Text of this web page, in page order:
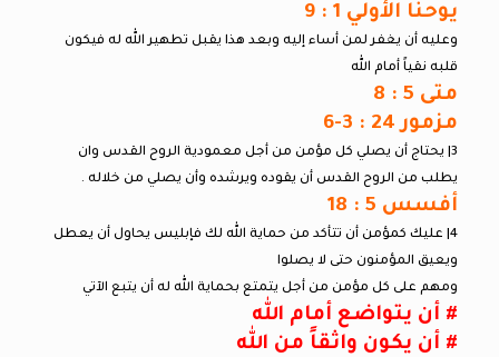
يوحنا الأولي 1 : 9
وعليه أن يغفر لمن أساء إليه وبعد هذا يقبل تطهير الله له فيكون
قلبه نقياً أمام الله
متى 5 : 8
مزمور 24 : 3-6
3| يحتاج أن يصلي كل مؤمن من أجل معمودية الروح القدس وان
يطلب من الروح القدس أن يقوده ويرشده وأن يصلي من خلاله .
أفسس 5 : 18
4| عليك كمؤمن أن تتأكد من حماية الله لك فإبليس يحاول أن يعطل
ويعيق المؤمنون حتى لا يصلوا
ومهم على كل مؤمن من أجل يتمتع بحماية الله له أن يتبع الآتي
# أن يتواضع أمام الله
# أن يكون واثقاً من الله